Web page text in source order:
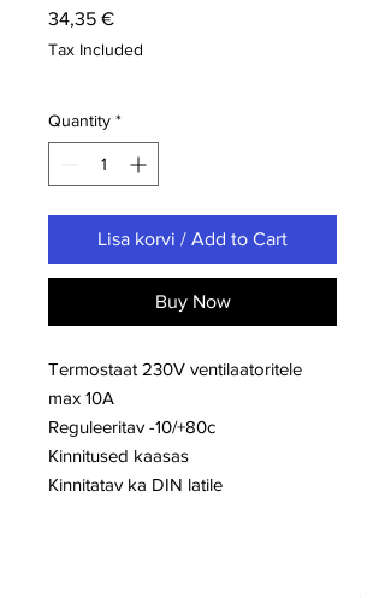
34,35 €Price
Tax Included
Quantity *
Lisa korvi / Add to Cart
Buy Now
Termostaat 230V ventilaatoritele
max 10A
Reguleeritav -10/+80c
Kinnitused kaasas
Kinnitatav ka DIN latile